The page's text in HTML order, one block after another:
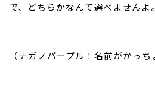
で、どちらかなんて選べませんよ。
（ナガノパープル！名前がかっち